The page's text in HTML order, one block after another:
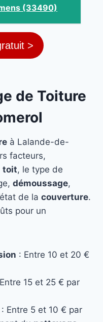
(33490)
>
de Toiture
à Lalande-de-
facteurs,
toit, le type de
démoussage,
de la couverture.
pour un
: Entre 10 et 20 €
15 et 25 € par
: Entre 5 et 10 € par